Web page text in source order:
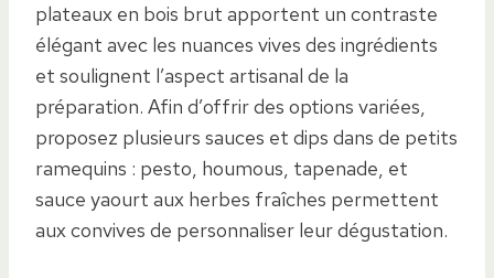
plateaux en bois brut apportent un contraste
élégant avec les nuances vives des ingrédients
et soulignent l’aspect artisanal de la
préparation. Afin d’offrir des options variées,
proposez plusieurs sauces et dips dans de petits
ramequins : pesto, houmous, tapenade, et
sauce yaourt aux herbes fraîches permettent
aux convives de personnaliser leur dégustation.